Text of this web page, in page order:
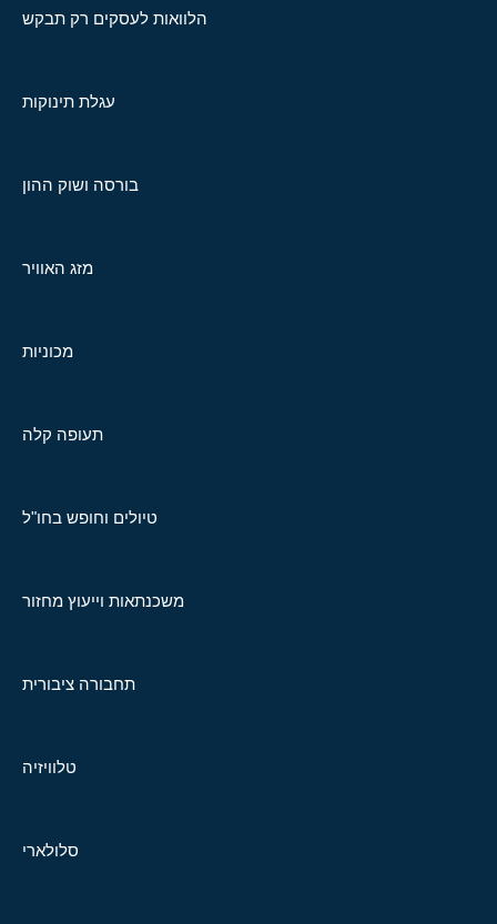
הלוואות לעסקים רק תבקש
עגלת תינוקות
בורסה ושוק ההון
מזג האוויר
מכוניות
תעופה קלה
טיולים וחופש בחו"ל
משכנתאות וייעוץ מחזור
תחבורה ציבורית
טלוויזיה
סלולארי